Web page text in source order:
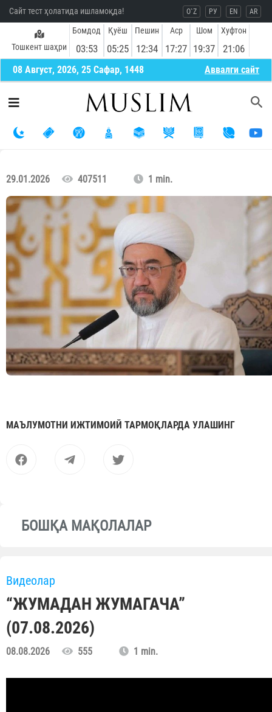
Сайт тест ҳолатида ишламоқда! O`Z РУ EN AR
Тошкент шаҳри
Бомдод
03:53
Қуёш
05:25
Пешин
12:34
Аср
17:27
Шом
19:37
Хуфтон
21:06
08 Август, 2026, 25 Сафар, 1448 Aввалги сайт
29.01.2026 407511 1 min.
МАЪЛУМОТНИ ИЖТИМОИЙ ТАРМОҚЛАРДА УЛАШИНГ
БОШҚА МАҚОЛАЛАР
Видеолар
“ЖУМАДАН ЖУМАГАЧА”
(07.08.2026)
08.08.2026 555 1 min.